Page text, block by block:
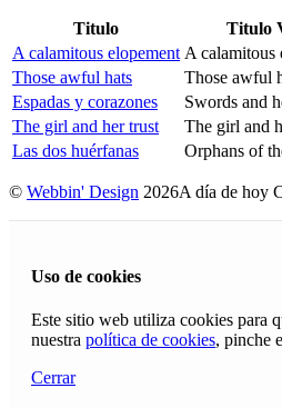
Titulo Titulo
A calamitous elopement A calamitous
Those awful hats
Those awful
Espadas y corazones
Swords and
The girl and her trust
The girl and
Las dos huérfanas
Orphans of
© Webbin' Design 2026A día de hoy
Uso de cookies
Este sitio web utiliza cookies para
nuestra política de cookies, pinche
Cerrar